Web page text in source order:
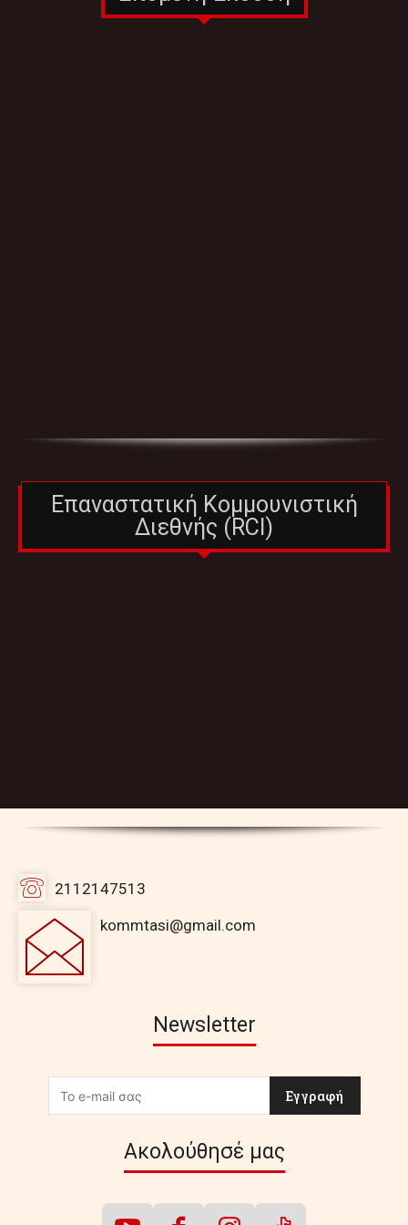
Επαναστατική Κομμουνιστική
Διεθνής (RCI)
2112147513
kommtasi@gmail.com
Newsletter
Εγγραφή
Ακολούθησέ μας